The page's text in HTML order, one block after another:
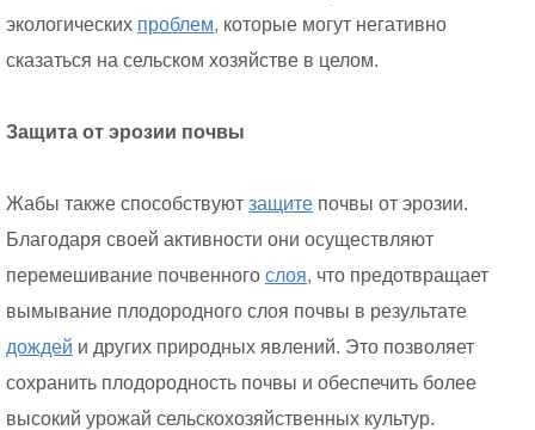
экологических проблем, которые могут негативно
сказаться на сельском хозяйстве в целом.
Защита от эрозии почвы
Жабы также способствуют защите почвы от эрозии.
Благодаря своей активности они осуществляют
перемешивание почвенного слоя, что предотвращает
вымывание плодородного слоя почвы в результате
дождей и других природных явлений. Это позволяет
сохранить плодородность почвы и обеспечить более
высокий урожай сельскохозяйственных культур.